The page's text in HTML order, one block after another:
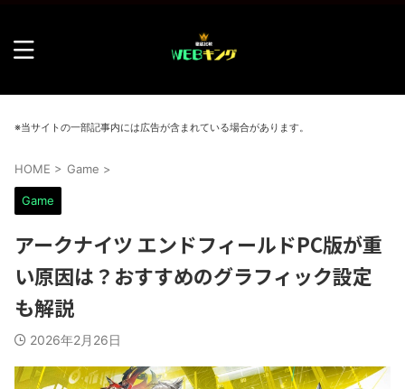
※当サイトの一部記事内には広告が含まれている場合があります。
HOME > Game >
Game
アークナイツ エンドフィールドPC版が重
い原因は？おすすめのグラフィック設定
も解説
2026年2月26日